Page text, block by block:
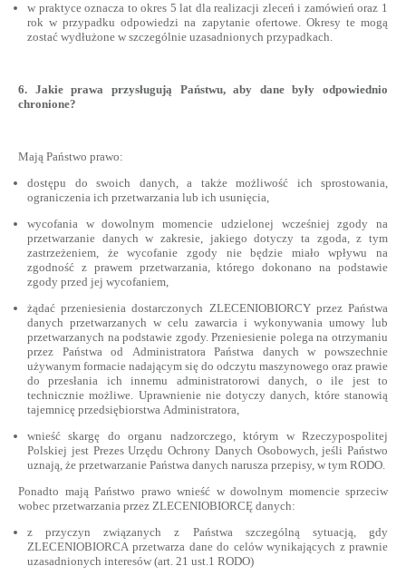
w praktyce oznacza to okres 5 lat dla realizacji zleceń i zamówień oraz 1
rok w przypadku odpowiedzi na zapytanie ofertowe. Okresy te mogą
zostać wydłużone w szczególnie uzasadnionych przypadkach.
6. Jakie prawa przysługują Państwu, aby dane były odpowiednio
chronione?
Mają Państwo prawo:
dostępu do swoich danych, a także możliwość ich sprostowania,
ograniczenia ich przetwarzania lub ich usunięcia,
wycofania w dowolnym momencie udzielonej wcześniej zgody na
przetwarzanie danych w zakresie, jakiego dotyczy ta zgoda, z tym
zastrzeżeniem, że wycofanie zgody nie będzie miało wpływu na
zgodność z prawem przetwarzania, którego dokonano na podstawie
zgody przed jej wycofaniem,
żądać przeniesienia dostarczonych ZLECENIOBIORCY przez Państwa
danych przetwarzanych w celu zawarcia i wykonywania umowy lub
przetwarzanych na podstawie zgody. Przeniesienie polega na otrzymaniu
przez Państwa od Administratora Państwa danych w powszechnie
używanym formacie nadającym się do odczytu maszynowego oraz prawie
do przesłania ich innemu administratorowi danych, o ile jest to
technicznie możliwe. Uprawnienie nie dotyczy danych, które stanowią
tajemnicę przedsiębiorstwa Administratora,
wnieść skargę do organu nadzorczego, którym w Rzeczypospolitej
Polskiej jest Prezes Urzędu Ochrony Danych Osobowych, jeśli Państwo
uznają, że przetwarzanie Państwa danych narusza przepisy, w tym RODO.
Ponadto mają Państwo prawo wnieść w dowolnym momencie sprzeciw
wobec przetwarzania przez ZLECENIOBIORCĘ danych:
z przyczyn związanych z Państwa szczególną sytuacją, gdy
ZLECENIOBIORCA przetwarza dane do celów wynikających z prawnie
uzasadnionych interesów (art. 21 ust.1 RODO)